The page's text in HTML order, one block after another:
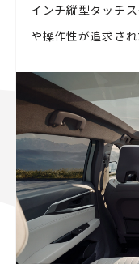
インチ縦型タッチ
や操作性が追求され